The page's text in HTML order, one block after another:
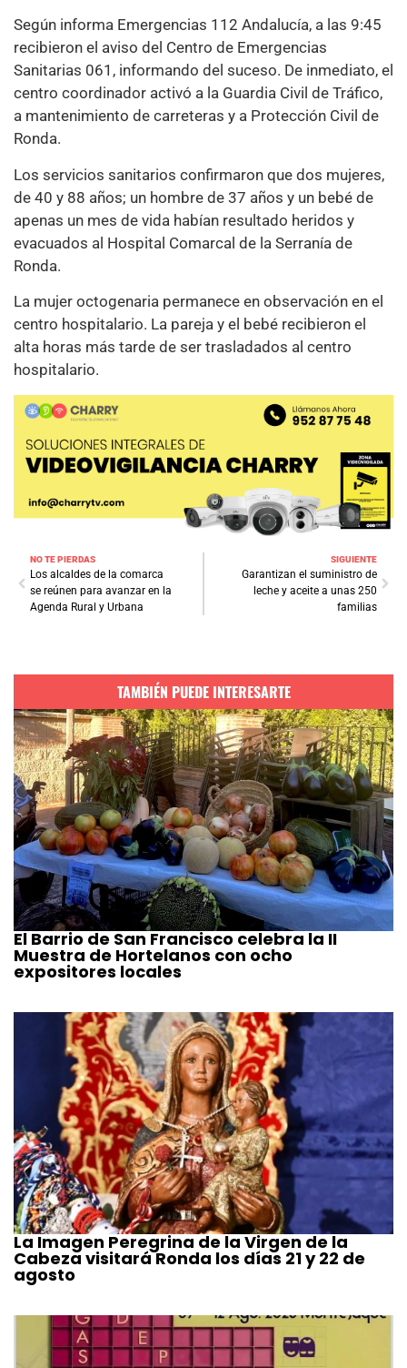
Según informa Emergencias 112 Andalucía, a las 9:45
recibieron el aviso del Centro de Emergencias
Sanitarias 061, informando del suceso. De inmediato, el
centro coordinador activó a la Guardia Civil de Tráfico,
a mantenimiento de carreteras y a Protección Civil de
Ronda.
Los servicios sanitarios confirmaron que dos mujeres,
de 40 y 88 años; un hombre de 37 años y un bebé de
apenas un mes de vida habían resultado heridos y
evacuados al Hospital Comarcal de la Serranía de
Ronda.
La mujer octogenaria permanece en observación en el
centro hospitalario. La pareja y el bebé recibieron el
alta horas más tarde de ser trasladados al centro
hospitalario.
NO TE PIERDAS
Los alcaldes de la comarca
se reúnen para avanzar en la
Agenda Rural y Urbana
SIGUIENTE
Garantizan el suministro de
leche y aceite a unas 250
familias
TAMBIÉN PUEDE INTERESARTE
El Barrio de San Francisco celebra la II
Muestra de Hortelanos con ocho
expositores locales
La Imagen Peregrina de la Virgen de la
Cabeza visitará Ronda los días 21 y 22 de
agosto